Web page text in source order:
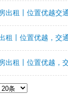
出租丨位置优越交
租丨位置优越，交
出租丨位置优越，